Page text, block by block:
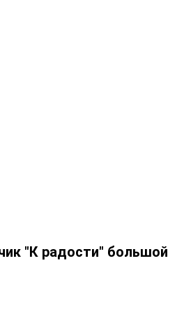
"К радости" большой